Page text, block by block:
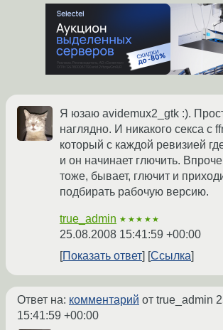
Я юзаю avidemux2_gtk :).
наглядно. И никакого секса с
который с каждой ревизией
и он начинает глючить.
тоже, бывает, глючит и
подбирать рабочую версию.
true_admin ★★★★★
25.08.2008 15:41:59 +00:00
Показать ответ
Ссылка
Ответ на: комментарий от true_admin
15:41:59 +00:00